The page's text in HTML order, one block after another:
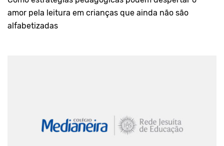
amor pela leitura em crianças que ainda não são
alfabetizadas